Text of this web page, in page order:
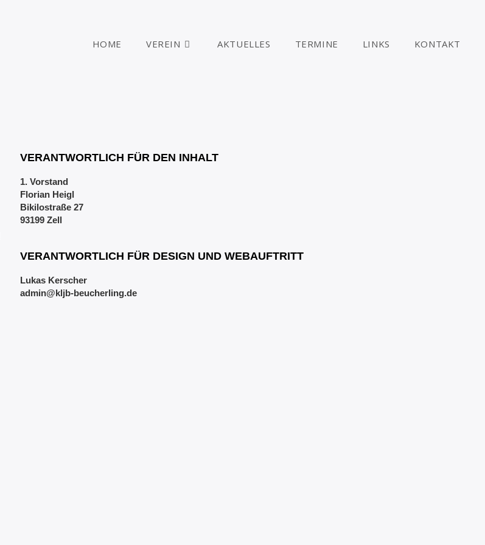
HOME VEREIN AKTUELLES TERMINE LINKS KONTAKT
VERANTWORTLICH FÜR DEN INHALT
1. Vorstand
Florian Heigl
Bikilostraße 27
93199 Zell
VERANTWORTLICH FÜR DESIGN UND WEBAUFTRITT
Lukas Kerscher
admin@kljb-beucherling.de